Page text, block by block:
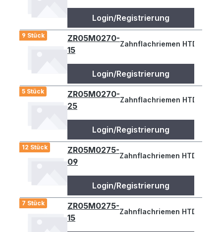
Login/Registrierung
9 Stück
ZR05M0270-
15
Zahnflachriemen HTD 270-
Login/Registrierung
5 Stück
ZR05M0270-
25
Zahnflachriemen HTD 270-
Login/Registrierung
12 Stück
ZR05M0275-
09
Zahnflachriemen HTD 275-
Login/Registrierung
7 Stück
ZR05M0275-
15
Zahnflachriemen HTD 275-